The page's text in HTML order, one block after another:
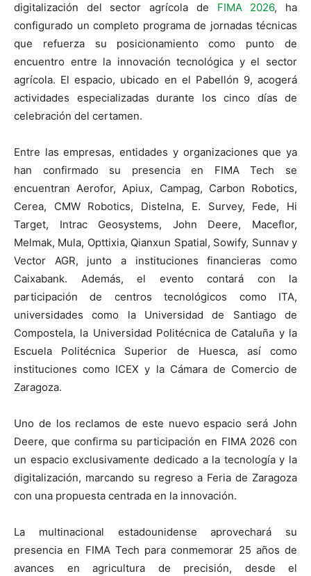
digitalización del sector agrícola de FIMA 2026, ha
configurado un completo programa de jornadas técnicas
que refuerza su posicionamiento como punto de
encuentro entre la innovación tecnológica y el sector
agrícola. El espacio, ubicado en el Pabellón 9, acogerá
actividades especializadas durante los cinco días de
celebración del certamen.
Entre las empresas, entidades y organizaciones que ya
han confirmado su presencia en FIMA Tech se
encuentran Aerofor, Apiux, Campag, Carbon Robotics,
Cerea, CMW Robotics, Distelna, E. Survey, Fede, Hi
Target, Intrac Geosystems, John Deere, Maceflor,
Melmak, Mula, Opttixia, Qianxun Spatial, Sowify, Sunnav y
Vector AGR, junto a instituciones financieras como
Caixabank. Además, el evento contará con la
participación de centros tecnológicos como ITA,
universidades como la Universidad de Santiago de
Compostela, la Universidad Politécnica de Cataluña y la
Escuela Politécnica Superior de Huesca, así como
instituciones como ICEX y la Cámara de Comercio de
Zaragoza.
Uno de los reclamos de este nuevo espacio será John
Deere, que confirma su participación en FIMA 2026 con
un espacio exclusivamente dedicado a la tecnología y la
digitalización, marcando su regreso a Feria de Zaragoza
con una propuesta centrada en la innovación.
La multinacional estadounidense aprovechará su
presencia en FIMA Tech para conmemorar 25 años de
avances en agricultura de precisión, desde el